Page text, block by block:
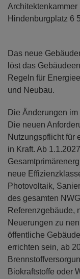
Hindenburgplatz 6
Das neue
löst das
Regeln für
und Neubau.
Die Änderungen
Die neuen
Nutzungspflicht für
in Kraft. Ab
neue
Photovoltaik,
des gesamten
Referenzgebäude,
Neuerungen zu
öffentliche
errichten sein, ab
Biokraftstoffe oder